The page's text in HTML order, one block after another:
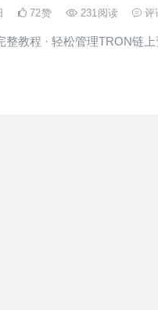
72赞 231阅读 评
整教程 · 轻松管理TRON链